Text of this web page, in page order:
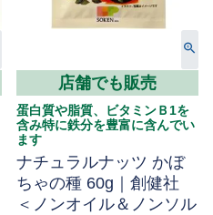
店舗でも販売
蛋白質や脂質、ビタミンＢ1を
含み特に鉄分を豊富に含んでい
ます
ナチュラルナッツ かぼ
ちゃの種 60g｜創健社
＜ノンオイル＆ノンソル